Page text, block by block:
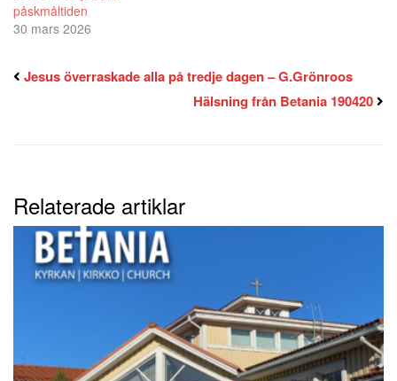
påskmåltiden
30 mars 2026
Jesus överraskade alla på tredje dagen – G.Grönroos
Hälsning från Betania 190420
Relaterade artiklar